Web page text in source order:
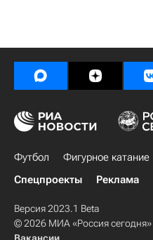
Футбол Фигурное катание
Спецпроекты
Реклама
Версия 2023.1 Beta
© 2026 МИА «Россия сегодня»